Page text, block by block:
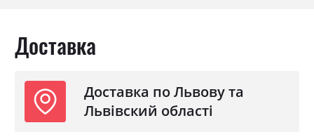
Доставка
Доставка по Львову та
Львівский області